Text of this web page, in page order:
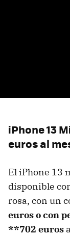
iPhone 13
euros al
El iPhone 13
disponible
rosa, con un
euros o con
**702 euros